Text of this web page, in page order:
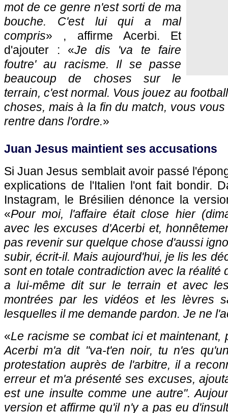
mot de ce genre n'est sorti de ma
bouche. C'est lui qui a mal
compris» , affirme Acerbi. Et
d'ajouter : «Je dis 'va te faire
foutre' au racisme. Il se passe
beaucoup de choses sur le
terrain, c'est normal. Vous jouez au
choses, mais à la fin du match, vous
rentre dans l'ordre.»
Juan Jesus maintient ses accusations
Si Juan Jesus semblait avoir passé
explications de l'Italien l'ont fait bondir.
Instagram, le Brésilien dénonce la
«Pour moi, l'affaire était close hier
avec les excuses d'Acerbi et,
pas revenir sur quelque chose d'aussi
subir, écrit-il. Mais aujourd'hui, je lis les
sont en totale contradiction avec la réalité
a lui-même dit sur le terrain et avec
montrées par les vidéos et les lèvres
lesquelles il me demande pardon. Je ne
«Le racisme se combat ici et maintenant,
Acerbi m'a dit "va-t'en noir, tu n'es
protestation auprès de l'arbitre, il a
erreur et m'a présenté ses excuses,
est une insulte comme une autre".
version et affirme qu'il n'y a pas eu